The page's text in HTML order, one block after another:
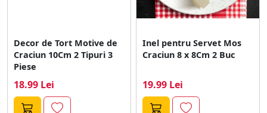
Decor de Tort Motive de
Craciun 10Cm 2 Tipuri 3
Piese
18.99 Lei
Inel pentru Servet Mos
Craciun 8 x 8Cm 2 Buc
19.99 Lei